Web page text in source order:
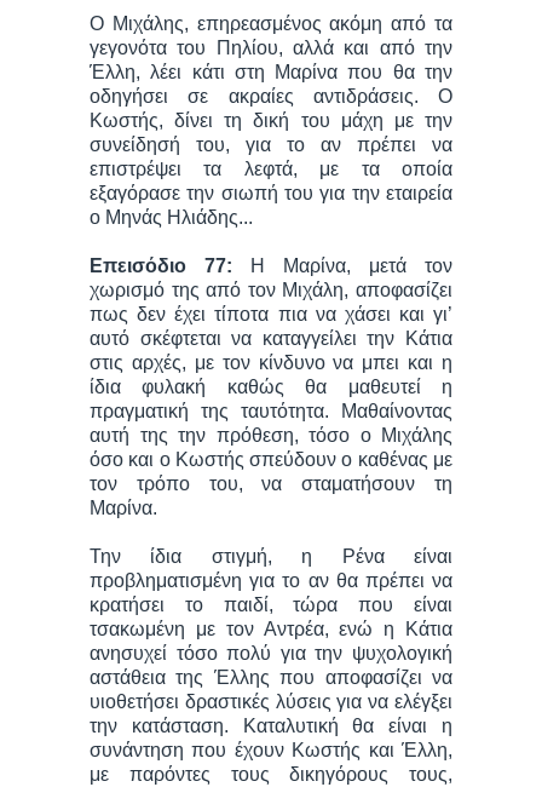
Ο Μιχάλης, επηρεασμένος ακόμη από τα
γεγονότα του Πηλίου, αλλά και από την
Έλλη, λέει κάτι στη Μαρίνα που θα την
οδηγήσει σε ακραίες αντιδράσεις. Ο
Κωστής, δίνει τη δική του μάχη με την
συνείδησή του, για το αν πρέπει να
επιστρέψει τα λεφτά, με τα οποία
εξαγόρασε την σιωπή του για την εταιρεία
ο Μηνάς Ηλιάδης...
Επεισόδιο 77:
Η Μαρίνα, μετά τον
χωρισμό της από τον Μιχάλη, αποφασίζει
πως δεν έχει τίποτα πια να χάσει και γι’
αυτό σκέφτεται να καταγγείλει την Κάτια
στις αρχές, με τον κίνδυνο να μπει και η
ίδια φυλακή καθώς θα μαθευτεί η
πραγματική της ταυτότητα. Μαθαίνοντας
αυτή της την πρόθεση, τόσο ο Μιχάλης
όσο και ο Κωστής σπεύδουν ο καθένας με
τον τρόπο του, να σταματήσουν τη
Μαρίνα.
Την ίδια στιγμή, η Ρένα είναι
προβληματισμένη για το αν θα πρέπει να
κρατήσει το παιδί, τώρα που είναι
τσακωμένη με τον Αντρέα, ενώ η Κάτια
ανησυχεί τόσο πολύ για την ψυχολογική
αστάθεια της Έλλης που αποφασίζει να
υιοθετήσει δραστικές λύσεις για να ελέγξει
την κατάσταση. Καταλυτική θα είναι η
συνάντηση που έχουν Κωστής και Έλλη,
με παρόντες τους δικηγόρους τους,